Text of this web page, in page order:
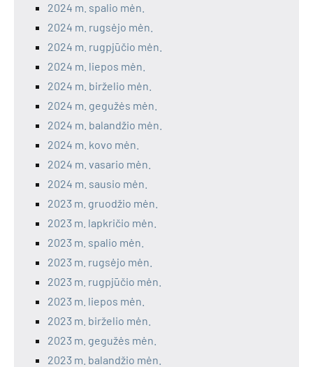
2024 m. spalio mėn.
2024 m. rugsėjo mėn.
2024 m. rugpjūčio mėn.
2024 m. liepos mėn.
2024 m. birželio mėn.
2024 m. gegužės mėn.
2024 m. balandžio mėn.
2024 m. kovo mėn.
2024 m. vasario mėn.
2024 m. sausio mėn.
2023 m. gruodžio mėn.
2023 m. lapkričio mėn.
2023 m. spalio mėn.
2023 m. rugsėjo mėn.
2023 m. rugpjūčio mėn.
2023 m. liepos mėn.
2023 m. birželio mėn.
2023 m. gegužės mėn.
2023 m. balandžio mėn.